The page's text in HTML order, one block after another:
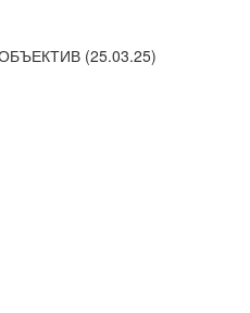
(25.03.25)